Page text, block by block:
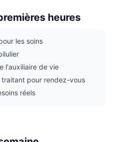
heures
les soins
l'auxiliaire de vie
pour rendez-vous
réels